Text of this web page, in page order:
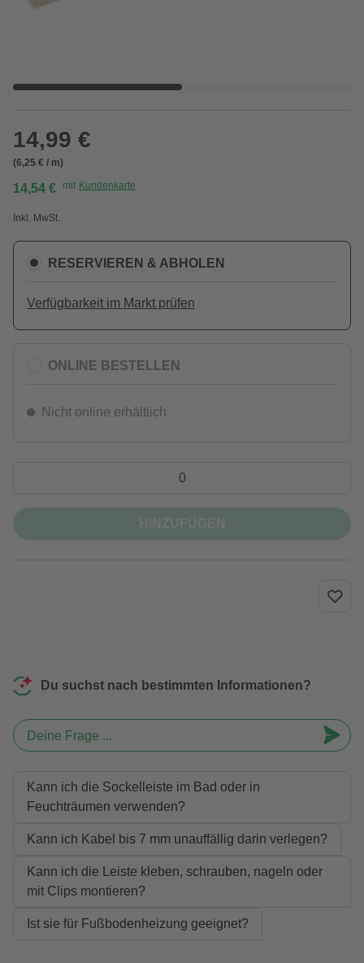
14,99 €
(6,25 € / m)
14,54 € mit Kundenkarte
Inkl. MwSt.
RESERVIEREN & ABHOLEN
Verfügbarkeit im Markt prüfen
ONLINE BESTELLEN
Nicht online erhältlich
Du suchst nach bestimmten Informationen?
Deine Frage ...
Kann ich die Sockelleiste im Bad oder in
Feuchträumen verwenden?
Kann ich Kabel bis 7 mm unauffällig darin verlegen?
Kann ich die Leiste kleben, schrauben, nageln oder
mit Clips montieren?
Ist sie für Fußbodenheizung geeignet?